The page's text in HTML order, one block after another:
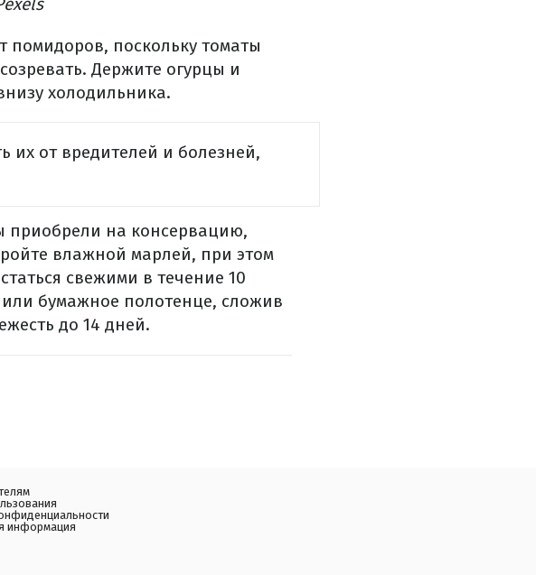
помидоров, поскольку томаты
Держите огурцы и
холодильника.
их от вредителей и болезней,
приобрели на консервацию,
влажной марлей, при этом
свежими в течение 10
бумажное полотенце, сложив
до 14 дней.
информация